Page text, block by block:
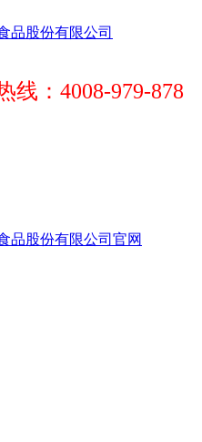
线：4008-979-878